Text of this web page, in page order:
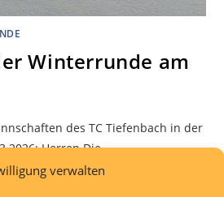
verwalten
Winterrunde am
des TC Tiefenbach in der
Herren Die
Tiefenbach musste sich im Spiel